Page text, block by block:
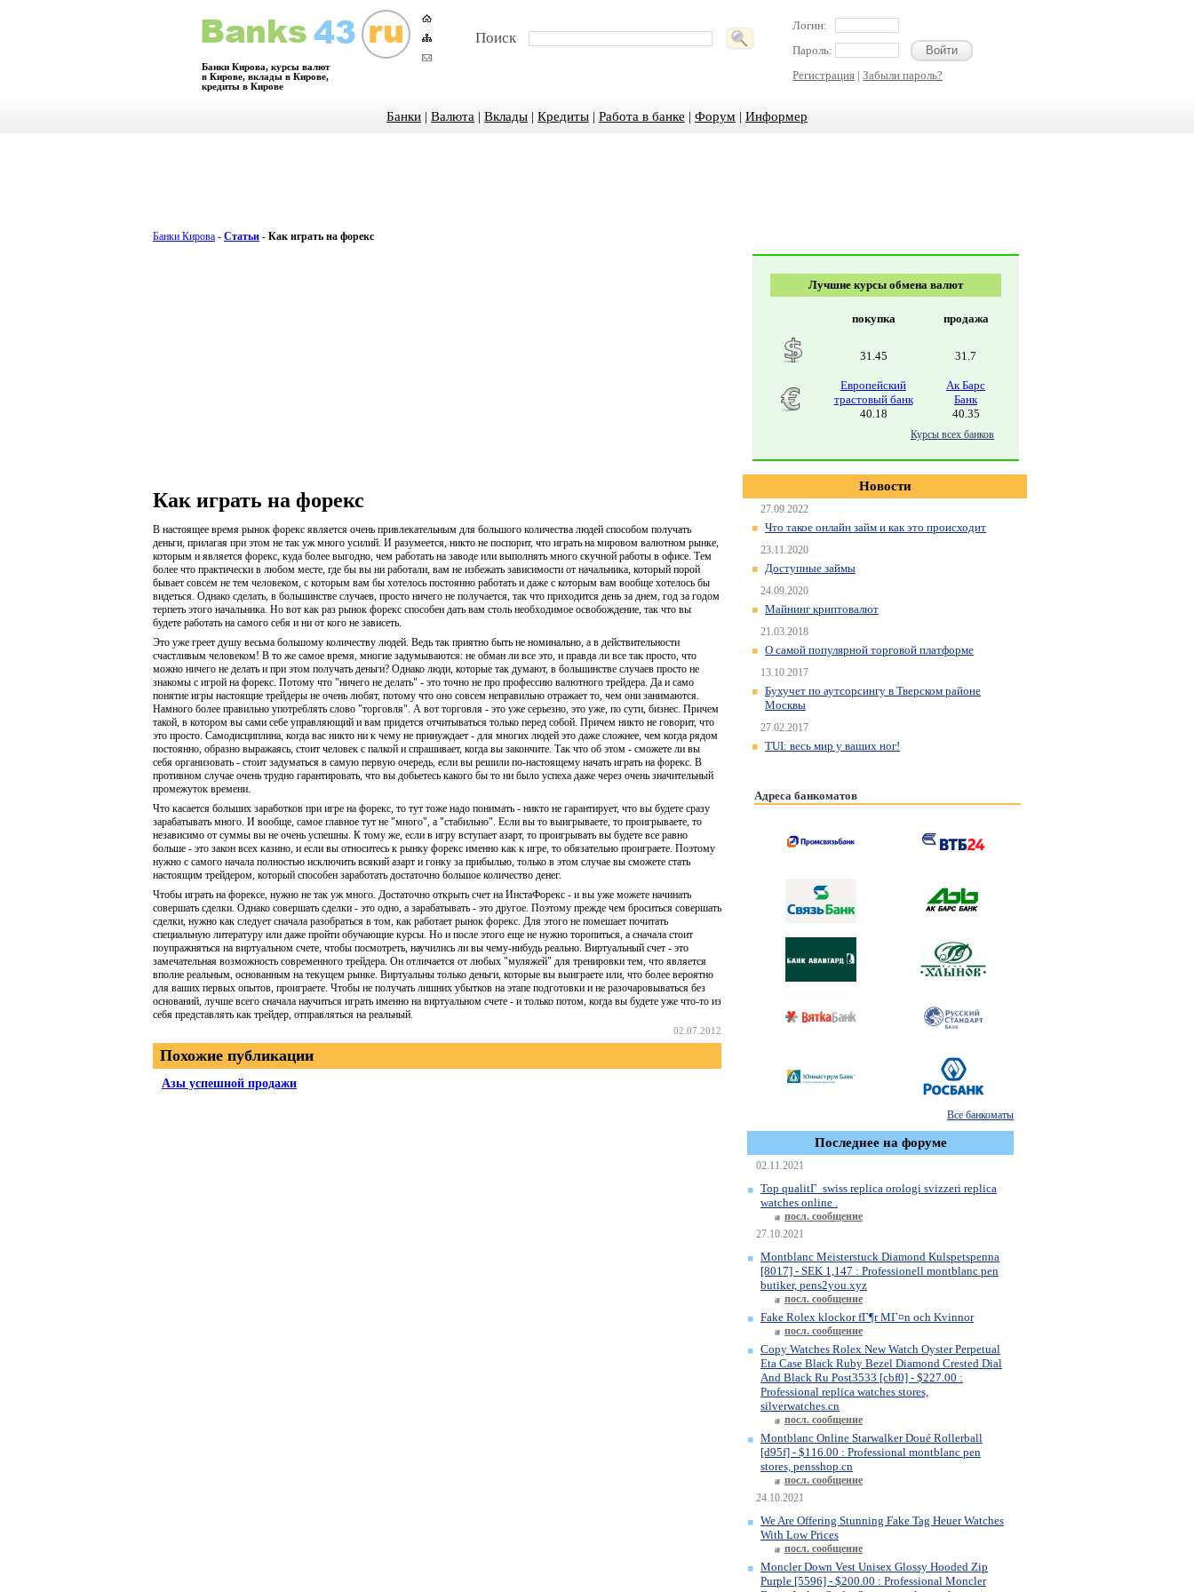
Банки Кирова, курсы валют
в Кирове, вклады в Кирове,
кредиты в Кирове
Поиск
Логин:
Пароль:
Регистрация | Забыли пароль?
Банки | Валюта | Вклады | Кредиты | Работа в банке | Форум | Информер
Банки Кирова - Статьи - Как играть на форекс
Как играть на форекс
В настоящее время рынок форекс является очень привлекательным для большого количества людей способом получать
деньги, прилагая при этом не так уж много усилий. И разумеется, никто не поспорит, что играть на мировом валютном рынке,
которым и является форекс, куда более выгодно, чем работать на заводе или выполнять много скучной работы в офисе. Тем
более что практически в любом месте, где бы вы ни работали, вам не избежать зависимости от начальника, который порой
бывает совсем не тем человеком, с которым вам бы хотелось постоянно работать и даже с которым вам вообще хотелось бы
видеться. Однако сделать, в большинстве случаев, просто ничего не получается, так что приходится день за днем, год за годом
терпеть этого начальника. Но вот как раз рынок форекс способен дать вам столь необходимое освобождение, так что вы
будете работать на самого себя и ни от кого не зависеть.
Это уже греет душу весьма большому количеству людей. Ведь так приятно быть не номинально, а в действительности
счастливым человеком! В то же самое время, многие задумываются: не обман ли все это, и правда ли все так просто, что
можно ничего не делать и при этом получать деньги? Однако люди, которые так думают, в большинстве случаев просто не
знакомы с игрой на форекс. Потому что "ничего не делать" - это точно не про профессию валютного трейдера. Да и само
понятие игры настоящие трейдеры не очень любят, потому что оно совсем неправильно отражает то, чем они занимаются.
Намного более правильно употреблять слово "торговля". А вот торговля - это уже серьезно, это уже, по сути, бизнес. Причем
такой, в котором вы сами себе управляющий и вам придется отчитываться только перед собой. Причем никто не говорит, что
это просто. Самодисциплина, когда вас никто ни к чему не принуждает - для многих людей это даже сложнее, чем когда рядом
постоянно, образно выражаясь, стоит человек с палкой и спрашивает, когда вы закончите. Так что об этом - сможете ли вы
себя организовать - стоит задуматься в самую первую очередь, если вы решили по-настоящему начать играть на форекс. В
противном случае очень трудно гарантировать, что вы добьетесь какого бы то ни было успеха даже через очень значительный
промежуток времени.
Что касается больших заработков при игре на форекс, то тут тоже надо понимать - никто не гарантирует, что вы будете сразу
зарабатывать много. И вообще, самое главное тут не "много", а "стабильно". Если вы то выигрываете, то проигрываете, то
независимо от суммы вы не очень успешны. К тому же, если в игру вступает азарт, то проигрывать вы будете все равно
больше - это закон всех казино, и если вы относитесь к рынку форекс именно как к игре, то обязательно проиграете. Поэтому
нужно с самого начала полностью исключить всякий азарт и гонку за прибылью, только в этом случае вы сможете стать
настоящим трейдером, который способен заработать достаточно большое количество денег.
Чтобы играть на форексе, нужно не так уж много. Достаточно открыть счет на ИнстаФорекс - и вы уже можете начинать
совершать сделки. Однако совершать сделки - это одно, а зарабатывать - это другое. Поэтому прежде чем броситься совершать
сделки, нужно как следует сначала разобраться в том, как работает рынок форекс. Для этого не помешает почитать
специальную литературу или даже пройти обучающие курсы. Но и после этого еще не нужно торопиться, а сначала стоит
поупражняться на виртуальном счете, чтобы посмотреть, научились ли вы чему-нибудь реально. Виртуальный счет - это
замечательная возможность современного трейдера. Он отличается от любых "муляжей" для тренировки тем, что является
вполне реальным, основанным на текущем рынке. Виртуальны только деньги, которые вы выиграете или, что более вероятно
для ваших первых опытов, проиграете. Чтобы не получать лишних убытков на этапе подготовки и не разочаровываться без
оснований, лучше всего сначала научиться играть именно на виртуальном счете - и только потом, когда вы будете уже что-то из
себя представлять как трейдер, отправляться на реальный.
02.07.2012
Похожие публикации
Азы успешной продажи
Лучшие курсы обмена валют
покупка продажа
31.45 31.7
Европейский
трастовый банк
40.18
Ак Барс
Банк
40.35
Курсы всех банков
Новости
27.09.2022
Что такое онлайн займ и как это происходит
23.11.2020
Доступные займы
24.09.2020
Майнинг криптовалют
21.03.2018
О самой популярной торговой платформе
13.10.2017
Бухучет по аутсорсингу в Тверском районе
Москвы
27.02.2017
TUI: весь мир у ваших ног!
Адреса банкоматов
Все банкоматы
Последнее на форуме
02.11.2021
Top qualitГ swiss replica orologi svizzeri replica
watches online .
посл. сообщение
27.10.2021
Montblanc Meisterstuck Diamond Kulspetspenna
[8017] - SEK 1,147 : Professionell montblanc pen
butiker, pens2you.xyz
посл. сообщение
Fake Rolex klockor fГ¶r MГ¤n och Kvinnor
посл. сообщение
Copy Watches Rolex New Watch Oyster Perpetual
Eta Case Black Ruby Bezel Diamond Crested Dial
And Black Ru Post3533 [cbf0] - $227.00 :
Professional replica watches stores,
silverwatches.cn
посл. сообщение
Montblanc Online Starwalker Doué Rollerball
[d95f] - $116.00 : Professional montblanc pen
stores, pensshop.cn
посл. сообщение
24.10.2021
We Are Offering Stunning Fake Tag Heuer Watches
With Low Prices
посл. сообщение
Moncler Down Vest Unisex Glossy Hooded Zip
Purple [5596] - $200.00 : Professional Moncler